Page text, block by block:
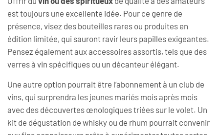
est toujours une excellente idée. Pour ce genre de
présence, visez des bouteilles rares ou produites en
édition limitée, qui sauront ravir leurs papilles exigeantes.
Pensez également aux accessoires assortis, tels que des
verres à vin spécifiques ou un décanteur élégant.
Une autre option pourrait être l’abonnement à un club de
vins, qui surprendra les jeunes mariés mois après mois
avec des découvertes œnologiques triées sur le volet. Un
kit de dégustation de whisky ou de rhum pourrait convenir